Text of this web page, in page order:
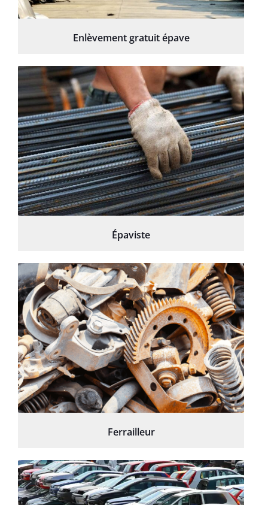
Enlèvement gratuit épave
Épaviste
Ferrailleur